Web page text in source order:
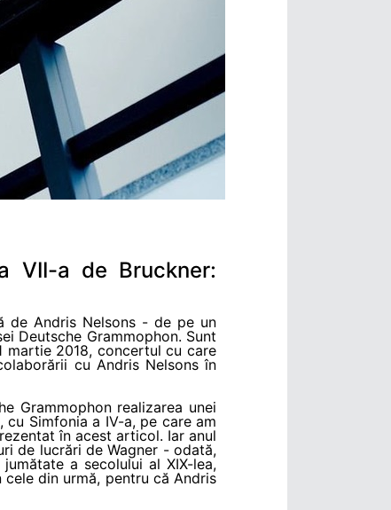
VII-a de Bruckner:
de Andris Nelsons - de pe un
Deutsche Grammophon. Sunt
martie 2018, concertul cu care
cu Andris Nelsons în
Grammophon realizarea unei
Simfonia a IV-a, pe care am
în acest articol. Iar anul
de lucrări de Wagner - odată,
a secolului al XIX-lea,
din urmă, pentru că Andris